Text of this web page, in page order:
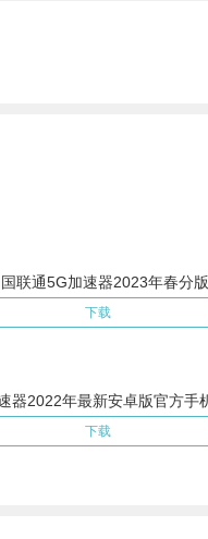
联通5G加速器2023年春分版
下载
下载